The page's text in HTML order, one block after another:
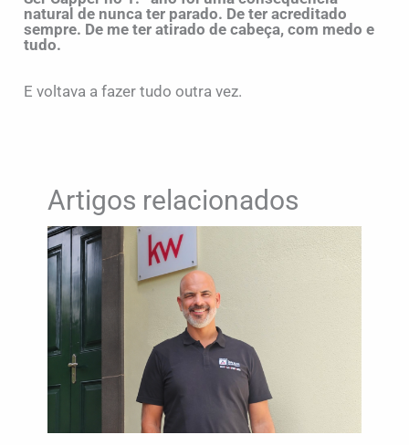
natural de nunca ter parado. De ter acreditado
sempre. De me ter atirado de cabeça, com medo e
tudo.
E voltava a fazer tudo outra vez.
Artigos relacionados